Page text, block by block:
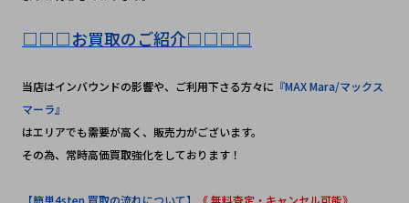
□□□お買取のご紹介□□□□
当店はインバウンドの影響や、ご利用下さる方々に 『MAX Mara/マックス
マーラ』
はエリアでも需要が高く、販売力がございます。
その為、常時高価買取強化をしております！
【簡単4step 買取の流れについて】
《 無料査定・キャンセル可能》